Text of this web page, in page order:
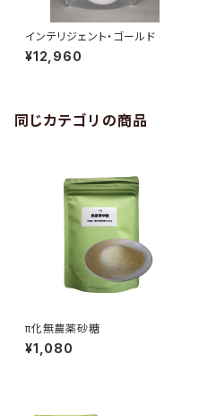
インテリジェント・ゴールド
¥12,960
同じカテゴリの商品
π化無農薬砂糖
¥1,080